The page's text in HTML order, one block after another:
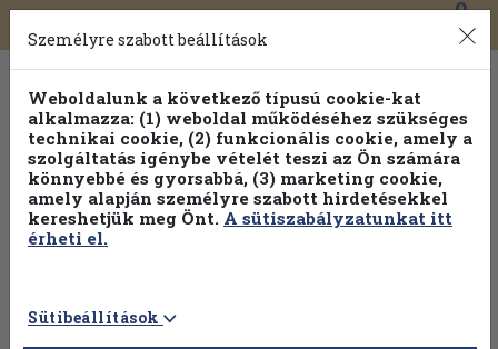
Toggle
navigation
0
Személyre szabott beállítások
Weboldalunk a következő típusú cookie-kat
alkalmazza: (1) weboldal működéséhez szükséges
technikai cookie, (2) funkcionális cookie, amely a
szolgáltatás igénybe vételét teszi az Ön számára
könnyebbé és gyorsabbá, (3) marketing cookie,
amely alapján személyre szabott hirdetésekkel
kereshetjük meg Önt. A sütiszabályzatunkat itt
érheti el.
Sütibeállítások